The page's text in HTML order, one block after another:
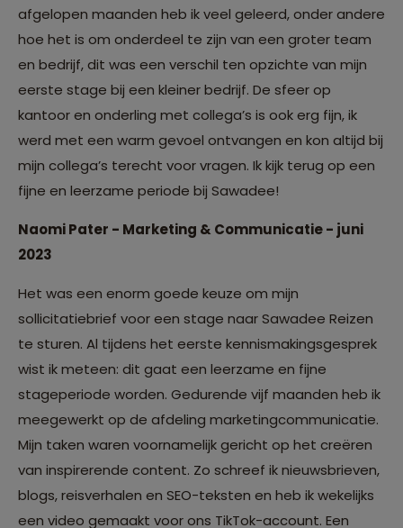
afgelopen maanden heb ik veel geleerd, onder andere
hoe het is om onderdeel te zijn van een groter team
en bedrijf, dit was een verschil ten opzichte van mijn
eerste stage bij een kleiner bedrijf. De sfeer op
kantoor en onderling met collega’s is ook erg fijn, ik
werd met een warm gevoel ontvangen en kon altijd bij
mijn collega’s terecht voor vragen. Ik kijk terug op een
fijne en leerzame periode bij Sawadee!
Naomi Pater - Marketing & Communicatie - juni
2023
Het was een enorm goede keuze om mijn
sollicitatiebrief voor een stage naar Sawadee Reizen
te sturen. Al tijdens het eerste kennismakingsgesprek
wist ik meteen: dit gaat een leerzame en fijne
stageperiode worden. Gedurende vijf maanden heb ik
meegewerkt op de afdeling marketingcommunicatie.
Mijn taken waren voornamelijk gericht op het creëren
van inspirerende content. Zo schreef ik nieuwsbrieven,
blogs, reisverhalen en SEO-teksten en heb ik wekelijks
een video gemaakt voor ons TikTok-account. Een